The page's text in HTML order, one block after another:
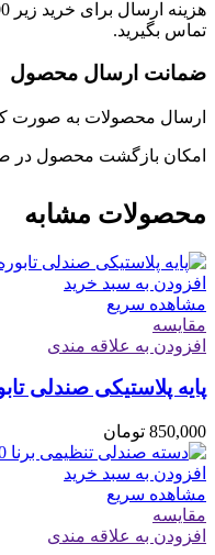
تماس بگیرید.
ضمانت ارسال محصول
ارسال محصولات به صورت
امکان بازگشت محصول در
محصولات مشابه
افزودن به سبد خرید
مشاهده سریع
مقایسه
افزودن به علاقه مندی
پایه پلاستیکی صندلی
850,000 تومان
افزودن به سبد خرید
مشاهده سریع
مقایسه
افزودن به علاقه مندی